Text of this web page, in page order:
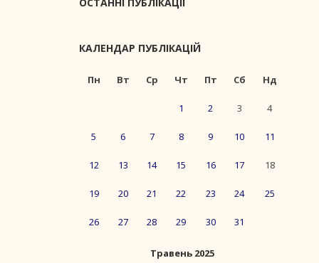
КАЛЕНДАР ПУБЛІКАЦІЙ
Травень 2025
Пн Вт Ср Чт Пт Сб Нд
1 2 3 4
5 6 7 8 9 10 11
12 13 14 15 16 17 18
19 20 21 22 23 24 25
26 27 28 29 30 31